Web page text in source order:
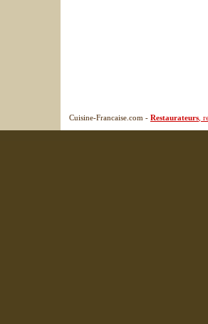
Cuisine-Francaise.com - Restaurateurs ,